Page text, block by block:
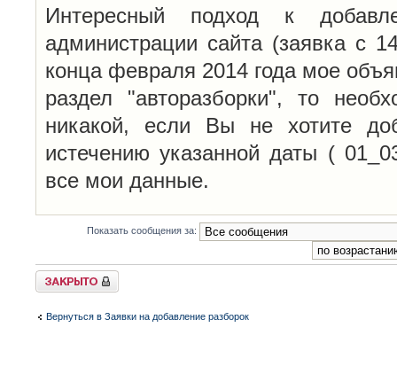
Интересный подход к
администрации сайта (заявка с
конца февраля 2014 года мое
раздел "авторазборки", то
никакой, если Вы не хотите
истечению указанной даты (
все мои данные.
Показать сообщения за:
Закрыто
Вернуться в Заявки на добавление разборок